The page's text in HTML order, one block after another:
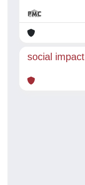
social impact